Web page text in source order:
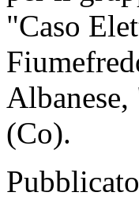
"Caso
(Co).